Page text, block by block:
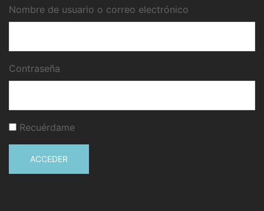
Nombre de usuario o correo electrónico
Contraseña
Recuérdame
ACCEDER